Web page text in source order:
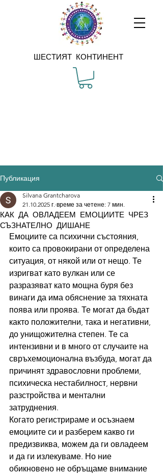
ШЕСТИЯТ КОНТИНЕНТ
Публикация
КАК ДА ОВЛАДЕЕМ ЕМОЦИИТЕ ЧРЕЗ
СЪЗНАТЕЛНО ДИШАНЕ
Silvana Grantcharova
21.10.2025 г. време за четене: 7 мин.
Емоциите са психични състояния,
които са провокирани от определена
ситуация, от някой или от нещо. Те
изригват като вулкан или се
разразяват като мощна буря без
винаги да има обяснение за тяхната
поява или проява. Те могат да бъдат
както положителни, така и негативни,
до унищожителна степен. Те са
интензивни и в много от случаите на
свръхемоционална възбуда, могат да
причинят здравословни проблеми,
психическа нестабилност, нервни
разстройства и ментални
затруднения.
Когато регистрираме и осъзнаем
емоциите си и разберем какво ги
предизвиква, можем да ги овладеем
и да ги излекуваме. Но ние
обикновено не обръщаме внимание